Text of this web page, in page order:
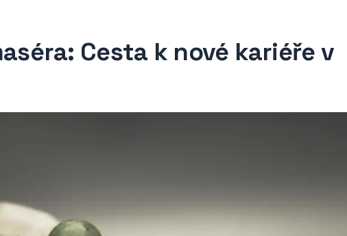
Cesta k nové kariéře v